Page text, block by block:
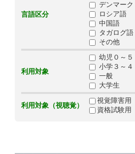
言語区分
デンマーク
ロシア語
中国語
タガログ語
その他
利用対象
幼児０～５
小学３～４
一般
大学生
利用対象（視聴覚）
視覚障害用
資格試験用